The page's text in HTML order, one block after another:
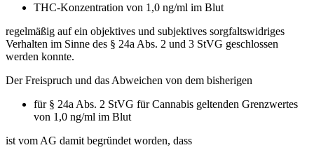
THC-Konzentration von 1,0 ng/ml im Blut
regelmäßig auf ein objektives und subjektives sorgfaltswidriges
Verhalten im Sinne des § 24a Abs. 2 und 3 StVG geschlossen
werden konnte.
Der Freispruch und das Abweichen von dem bisherigen
für § 24a Abs. 2 StVG für Cannabis geltenden Grenzwertes
von 1,0 ng/ml im Blut
ist vom AG damit begründet worden, dass